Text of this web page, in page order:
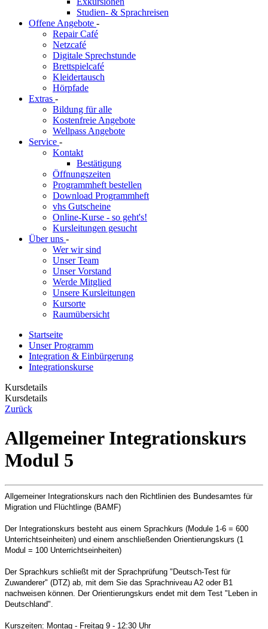
Studien- & Sprachreisen
Offene Angebote -
Repair Café
Netzcafé
Digitale Sprechstunde
Brettspielcafé
Kleidertausch
Hörpfade
Extras -
Bildung für alle
Kostenfreie Angebote
Wellpass Angebote
Service -
Kontakt
Bestätigung
Öffnungszeiten
Programmheft bestellen
Download Programmheft
vhs Gutscheine
Online-Kurse - so geht's!
Kursleitungen gesucht
Über uns -
Wer wir sind
Unser Team
Unser Vorstand
Werde Mitglied
Unsere Kursleitungen
Kursorte
Raumübersicht
Startseite
Unser Programm
Integration & Einbürgerung
Integrationskurse
Kursdetails
Kursdetails
Zurück
Allgemeiner Integrationskurs
Modul 5
Allgemeiner Integrationskurs nach den Richtlinien des Bundesamtes für
Migration und Flüchtlinge (BAMF)
Der Integrationskurs besteht aus einem Sprachkurs (Module 1-6 = 600
Unterrichtseinheiten) und einem anschließenden Orientierungskurs (1
Modul = 100 Unterrichtseinheiten)
Der Sprachkurs schließt mit der Sprachprüfung "Deutsch-Test für
Zuwanderer" (DTZ) ab, mit dem Sie das Sprachniveau A2 oder B1
nachweisen können. Der Orientierungskurs endet mit dem Test "Leben in
Deutschland".
Kurszeiten: Montag - Freitag 9 - 12:30 Uhr